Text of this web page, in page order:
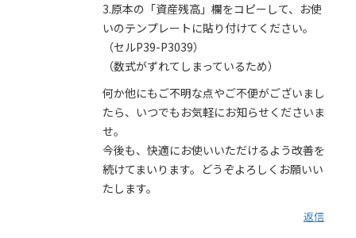
3.原本の「資産残高」欄をコピーして、お使
いのテンプレートに貼り付けてください。
（セルP39-P3039）
（数式がずれてしまっているため）
何か他にもご不明な点やご不便がございまし
たら、いつでもお気軽にお知らせくださいま
せ。
今後も、快適にお使いいただけるよう改善を
続けてまいります。どうぞよろしくお願いい
たします。
返信